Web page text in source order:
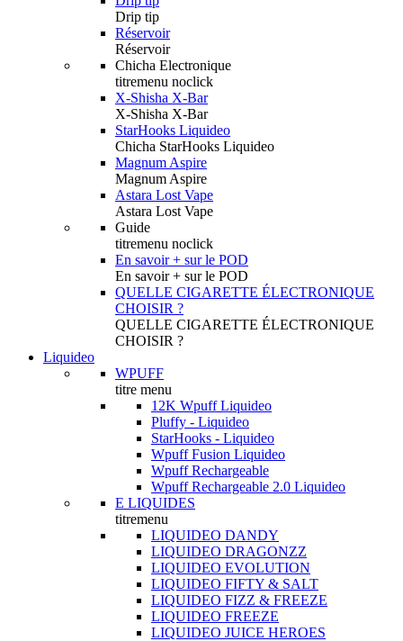
Drip tip
Réservoir
Réservoir
Chicha Electronique
titremenu noclick
X-Shisha X-Bar
X-Shisha X-Bar
StarHooks Liquideo
Chicha StarHooks Liquideo
Magnum Aspire
Magnum Aspire
Astara Lost Vape
Astara Lost Vape
Guide
titremenu noclick
En savoir + sur le POD
En savoir + sur le POD
QUELLE CIGARETTE ÉLECTRONIQUE
CHOISIR ?
QUELLE CIGARETTE ÉLECTRONIQUE
CHOISIR ?
Liquideo
WPUFF
titre menu
12K Wpuff Liquideo
Pluffy - Liquideo
StarHooks - Liquideo
Wpuff Fusion Liquideo
Wpuff Rechargeable
Wpuff Rechargeable 2.0 Liquideo
E LIQUIDES
titremenu
LIQUIDEO DANDY
LIQUIDEO DRAGONZZ
LIQUIDEO EVOLUTION
LIQUIDEO FIFTY & SALT
LIQUIDEO FIZZ & FREEZE
LIQUIDEO FREEZE
LIQUIDEO JUICE HEROES